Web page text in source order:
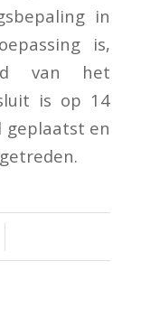
in
is,
van het
is op 14
geplaatst en